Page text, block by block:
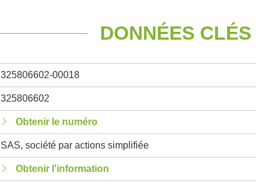
DONNÉES CLÉS
325806602-00018
325806602
Obtenir le numéro
SAS, société par actions simplifiée
Obtenir l'information